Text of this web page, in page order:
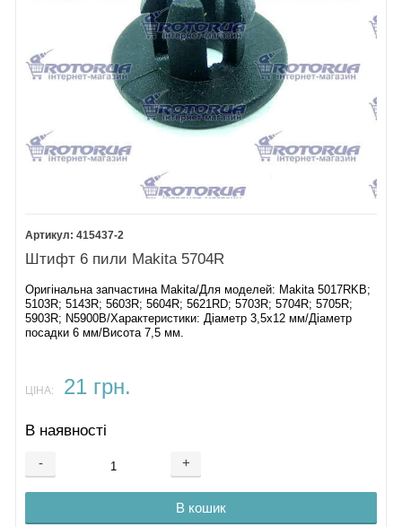
415437-2
Штифт 6 пили Makita 5704R
Оригінальна запчастина Makita/Для моделей: Makita 5017RKB;
5103R; 5143R; 5603R; 5604R; 5621RD; 5703R; 5704R; 5705R;
5903R; N5900B/Характеристики: Діаметр 3,5х12 мм/Діаметр
посадки 6 мм/Висота 7,5 мм.
ЦІНА: 21 грн.
В наявності
- +
В кошик